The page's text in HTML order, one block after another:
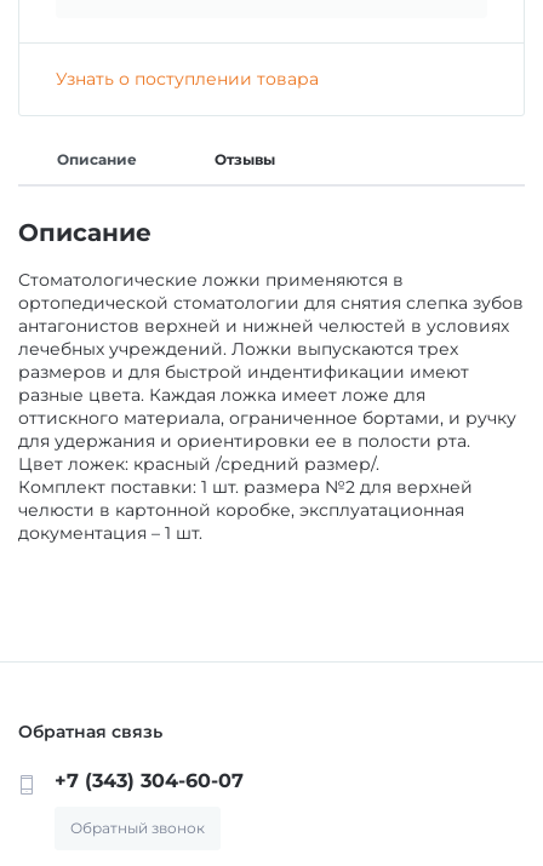
МАТЕРИАЛЫ ЛЕЧЕБНЫЕ
МАТЕРИАЛЫ ДЛЯ ХИРУРГИИ
МАТЕРИАЛЫ ДЛЯ ПРОФИЛАКТИКИ КАРИЕСА
МАТЕРИАЛЫ ДЛЯ ОТБЕЛИВАНИЯ ЗУБОВ
МАТЕРИАЛЫ ДЛЯ ОРТОПЕДИИ
ПОЛИРЫ ДЛЯ ПОЛИРОВАНИЯ,
ШЛИФОВАНИЯ РЕСТАВРАЦИЙ
ПОДКЛАДОЧНЫЕ МАТЕРИАЛЫ
ГИПСЫ ДЕНТАЛЬНЫЕ ДЛЯ МОДЕЛЕЙ
ВСПОМОГАТЕЛЬНЫЕ СРЕДСТВА
МАТЕРИАЛЫ/ИНСТРУМЕНТЫ ДЛЯ
ОПРЕДЕЛЕНИЯ ОККЛЮЗИИ
МАТЕРИАЛ ДЛЯ ПОЛИРОВАНИЯ ПРОТЕЗОВ Б/
С
КОМПОЗИТ ЗУБОТЕХНИЧЕСКИЙ
АРТИКУЛЛЯТОРЫ, ОККЛЮДАТОРЫ
CAD/CAM
Узнать о поступлении товара
Описание Отзывы
Описание
Стоматологические ложки применяются в
ортопедической стоматологии для снятия слепка зубов
антагонистов верхней и нижней челюстей в условиях
лечебных учреждений. Ложки выпускаются трех
размеров и для быстрой индентификации имеют
разные цвета. Каждая ложка имеет ложе для
оттискного материала, ограниченное бортами, и ручку
для удержания и ориентировки ее в полости рта.
Цвет ложек: красный /средний размер/.
Комплект поставки: 1 шт. размера №2 для верхней
челюсти в картонной коробке, эксплуатационная
документация – 1 шт.
Обратная связь
+7 (343) 304-60-07
Обратный звонок